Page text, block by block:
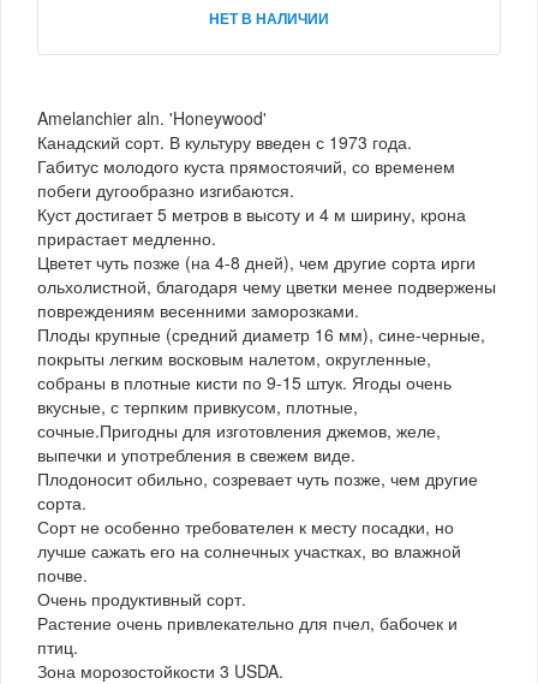
НЕТ В НАЛИЧИИ
Amelanchier aln. 'Honeywood'
Канадский сорт. В культуру введен с 1973 года.
Габитус молодого куста прямостоячий, со временем
побеги дугообразно изгибаются.
Куст достигает 5 метров в высоту и 4 м ширину, крона
прирастает медленно.
Цветет чуть позже (на 4-8 дней), чем другие сорта ирги
ольхолистной, благодаря чему цветки менее подвержены
повреждениям весенними заморозками.
Плоды крупные (средний диаметр 16 мм), сине-черные,
покрыты легким восковым налетом, округленные,
собраны в плотные кисти по 9-15 штук. Ягоды очень
вкусные, с терпким привкусом, плотные,
сочные.Пригодны для изготовления джемов, желе,
выпечки и употребления в свежем виде.
Плодоносит обильно, созревает чуть позже, чем другие
сорта.
Сорт не особенно требователен к месту посадки, но
лучше сажать его на солнечных участках, во влажной
почве.
Очень продуктивный сорт.
Растение очень привлекательно для пчел, бабочек и
птиц.
Зона морозостойкости 3 USDA.